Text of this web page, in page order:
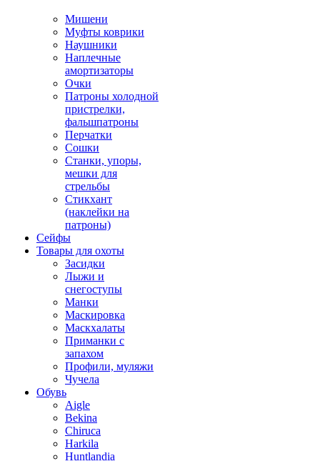
Мишени
Муфты коврики
Наушники
Наплечные
амортизаторы
Очки
Патроны холодной
пристрелки,
фальшпатроны
Перчатки
Сошки
Станки, упоры,
мешки для
стрельбы
Стикхант
(наклейки на
патроны)
Сейфы
Товары для охоты
Засидки
Лыжи и
снегоступы
Манки
Маскировка
Маскхалаты
Приманки с
запахом
Профили, муляжи
Чучела
Обувь
Aigle
Bekina
Chiruсa
Harkila
Huntlandia